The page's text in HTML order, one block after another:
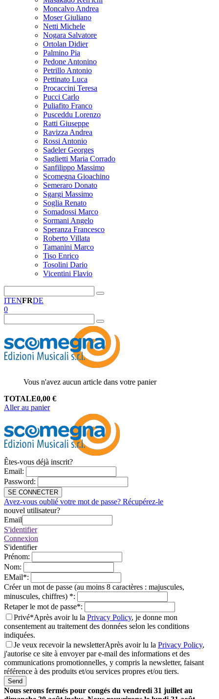
Moncalvo Andrea
Moser Giuliano
Netti Michele
Nogara Salvatore
Ortolan Didier
Palmino Pia
Pedone Antonino
Petrillo Antonio
Pettinato Luca
Procaccini Teresa
Pucci Carlo
Puliafito Franco
Pusceddu Lorenzo
Ratti Giuseppe
Ravizza Andrea
Rossi Antonio
Sadeler Georges
Saglietti Maria Corrado
Sanfilippo Massimo
Scomegna Gioachino
Semeraro Donato
Sgargi Massimo
Soglia Renato
Somadossi Marco
Sormani Angelo
Speranza Francesco
Roberto Villata
Tamanini Marco
Tiso Enrico
Tosolini Dario
Vicentini Flavio
ITENFRDE
0
Vous n'avez aucun article dans votre panier
TOTALE0,00 €
Aller au panier
Êtes-vous déjà inscrit?
Email:
Password:
SE CONNECTER
Avez-vous oublié votre mot de passe? Récupérez-le
nouvel utilisateur?
Email
S'identifier
Connexion
S'identifier
Prénom:
Nom:
EMail*:
Créer un mot de passe (au moins 8 caractères : majuscules,
minuscules, chiffres) *:
Retaper le mot de passe*:
Privé*Après avoir lu la Privacy Policy, je donne mon
consentement au traitement des données selon les conditions
indiquées.
Je veux recevoir la newsletterAprès avoir lu la Privacy Policy,
j'autorise ce site à envoyer par e-mail des informations et des
communications promotionnelles, y compris la newsletter, faisant
référence à des produits et/ou services propres et/ou tiers.
Send
Nous serons fermés pour congés du vendredi 31 juillet au